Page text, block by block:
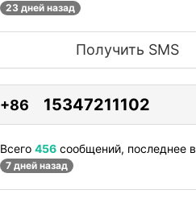
23 дней назад
Получить SMS
+86 15347211102
Всего 456 сообщений, последнее в
7 дней назад